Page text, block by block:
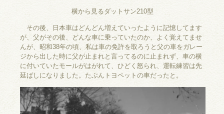
横から見るダットサン210型
その後、日本車はどんどん増えていったように記憶してます
が、父がその後、どんな車に乗っていたのか、よく覚えてませ
んが、昭和38年の頃、私は車の免許を取ろうと父の車をガレー
ジから出した時に父が止まれと言ってるのに止まれず、車の横
に付いていたモールがはがれて、ひどく怒られ、運転練習は先
延ばしになりました。たぶんトヨペットの車だったと。